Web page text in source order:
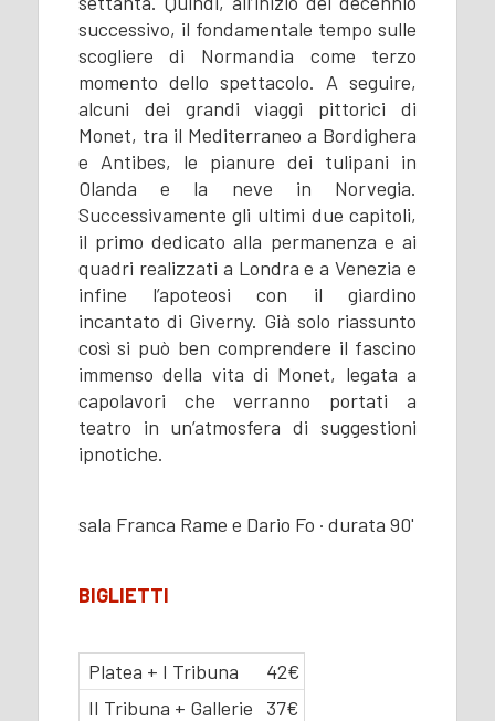
successivo, il fondamentale tempo sulle
scogliere di Normandia come terzo
momento dello spettacolo. A seguire,
alcuni dei grandi viaggi pittorici di
Monet, tra il Mediterraneo a Bordighera
e Antibes, le pianure dei tulipani in
Olanda e la neve in Norvegia.
Successivamente gli ultimi due capitoli,
il primo dedicato alla permanenza e ai
quadri realizzati a Londra e a Venezia e
infine l’apoteosi con il giardino
incantato di Giverny. Già solo riassunto
così si può ben comprendere il fascino
immenso della vita di Monet, legata a
capolavori che verranno portati a
teatro in un’atmosfera di suggestioni
ipnotiche.
sala Franca Rame e Dario Fo · durata 90'
BIGLIETTI
Platea + I Tribuna
42€
II Tribuna + Gallerie
37€